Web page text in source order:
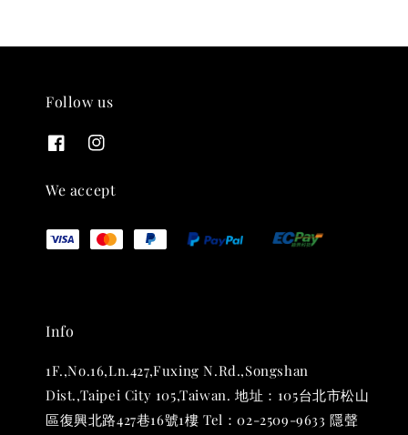
THT 九週年紀念 T-shirt
NT$ 880
加入購物車
Follow us
We accept
Info
1F.,No.16,Ln.427,Fuxing N.Rd.,Songshan
Dist.,Taipei City 105,Taiwan. 地址：105台北市松山
區復興北路427巷16號1樓 Tel：02-2509-9633 隱聲